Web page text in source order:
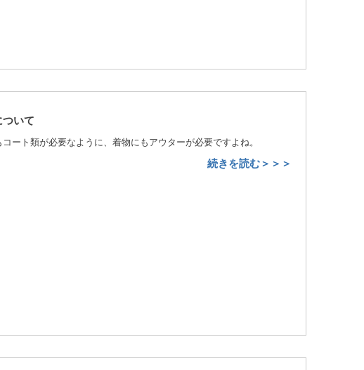
ついて
ート類が必要なように、着物にもアウターが必要ですよね。
続きを読む＞＞＞